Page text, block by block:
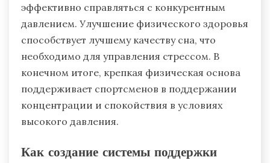
эффективно справляться с конкурентным
давлением. Улучшение физического здоровья
способствует лучшему качеству сна, что
необходимо для управления стрессом. В
конечном итоге, крепкая физическая основа
поддерживает спортсменов в поддержании
концентрации и спокойствия в условиях
высокого давления.
Как создание системы поддержки